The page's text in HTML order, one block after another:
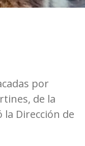
por
de la
Dirección de